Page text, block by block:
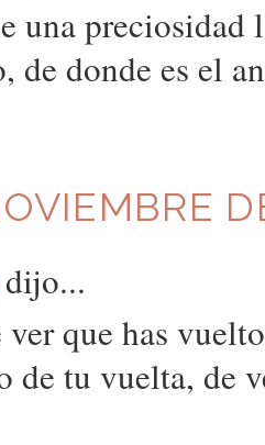
una preciosidad
de donde es el
dijo...
ver que has
de tu vuelta, de